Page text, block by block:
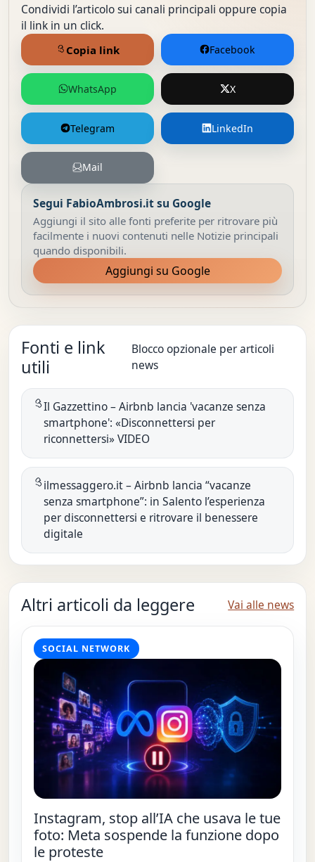
Condividi l’articolo sui canali principali oppure copia
il link in un click.
Facebook
WhatsApp X
Telegram LinkedIn
Mail
Copia link
Segui FabioAmbrosi.it su Google
Aggiungi il sito alle fonti preferite per ritrovare più
facilmente i nuovi contenuti nelle Notizie principali
quando disponibili.
Aggiungi su Google
Fonti e link
utili
Blocco opzionale per articoli
news
Il Gazzettino – Airbnb lancia 'vacanze senza
smartphone': «Disconnettersi per
riconnettersi» VIDEO
ilmessaggero.it – Airbnb lancia “vacanze
senza smartphone”: in Salento l’esperienza
per disconnettersi e ritrovare il benessere
digitale
Altri articoli da leggere Vai alle news
SOCIAL NETWORK
Instagram, stop all’IA che usava le tue
foto: Meta sospende la funzione dopo
le proteste